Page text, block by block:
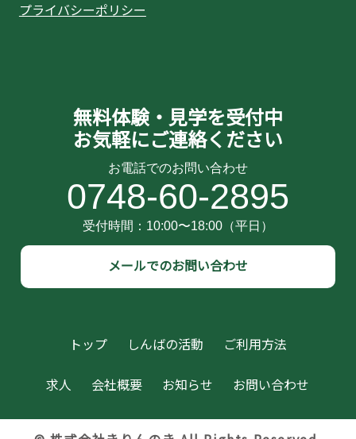
プライバシーポリシー
無料体験・見学を受付中
お気軽にご連絡ください
0748-60-2895
メールでのお問い合わせ
トップ しんばの活動 ご利用方法
求人 会社概要 お知らせ お問い合わせ